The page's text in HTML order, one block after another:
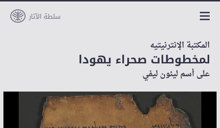
سلطة الآثار